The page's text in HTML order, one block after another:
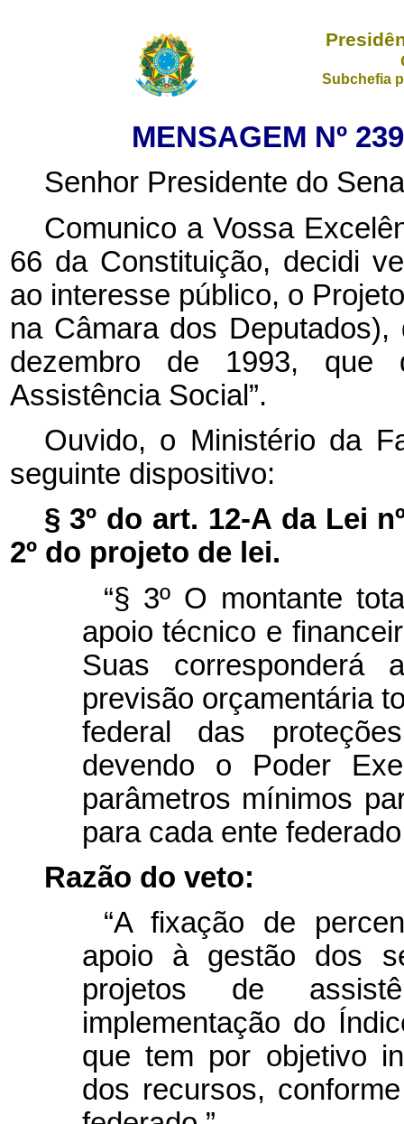
Subchefia
MENSAGEM Nº
Senhor Presidente do
Comunico a Vossa
66 da Constituição, decidi
ao interesse público, o
na Câmara dos
dezembro de 1993, que
Assistência Social”.
Ouvido, o Ministério da
seguinte dispositivo:
§ 3º do art. 12-A da Lei
2º do projeto de lei.
“§ 3º O montante
apoio técnico e
Suas
previsão orçamentária
federal das
devendo o Poder
parâmetros mínimos
para cada ente
Razão do veto:
“A fixação de
apoio à gestão dos
projetos de
implementação do
que tem por objetivo
dos recursos,